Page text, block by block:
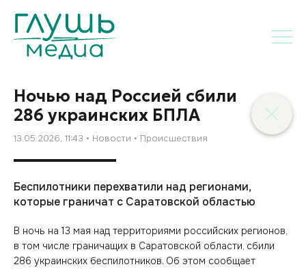
Ночью над Россией сбили
286 украинских БПЛА
13.05.2026, 11:43 Новости Происшествия
Беспилотники перехватили над регионами,
которые граничат с Саратовской областью
В ночь на 13 мая над территориями российских регионов,
в том числе граничащих в Саратовской области, сбили
286 украинских беспилотников. Об этом сообщает